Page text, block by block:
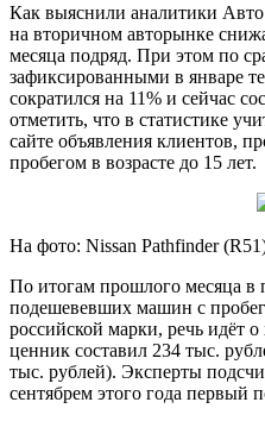
Как выяснили аналитики
на вторичном авторынке
месяца подряд. При этом по
зафиксированными в январе
сократился на 11% и сейчас
отметить, что в статистике
сайте объявления клиентов,
пробегом в возрасте до 15 лет.
На фото: Nissan Pathfinder
По итогам прошлого месяца в
подешевевших машин с
российской марки, речь идёт
ценник составил 234 тыс.
тыс. рублей). Эксперты
сентябрем этого года первый